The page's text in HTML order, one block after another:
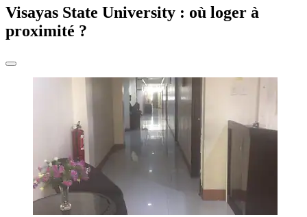
Visayas State University : où loger à
proximité ?